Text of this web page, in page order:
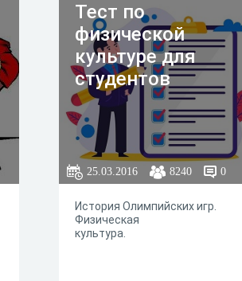
Тест по
физической
культуре для
студентов
25.03.2016 8240 0
История Олимпийских игр.
Физическая
культура.